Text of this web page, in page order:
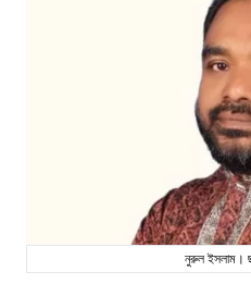
নুরুল ইসলাম।